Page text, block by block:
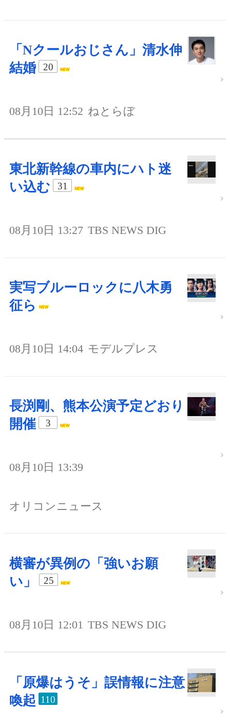
「Nクールおじさん」清水伸
結婚
20
08月10日 12:52 ねとらぼ
東北新幹線の車内にハト迷
い込む
31
08月10日 13:27 TBS NEWS DIG
実写ブルーロックに八木勇
征ら
08月10日 14:04 モデルプレス
長渕剛、熊本公演予定どおり
開催
3
08月10日 13:39
オリコンニュース
横審が異例の「強いお願
い」
25
08月10日 12:01 TBS NEWS DIG
「原爆はうそ」誤情報に注意
喚起 110